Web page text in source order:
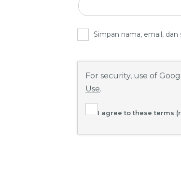
Simpan nama, email,
For security, use of
Use.
I agree to these terms